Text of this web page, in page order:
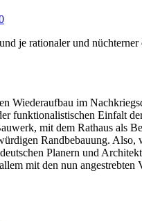
je rationaler und
Wiederaufbau im
funktionalistischen Einfalt
mit dem Rathaus als
Randbebauung. Also,
Planern und
mit den nun angestrebten